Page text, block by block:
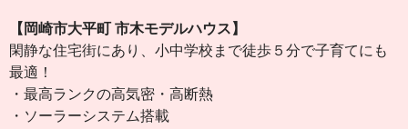
【岡崎市大平町 市木モデルハウス】
閑静な住宅街にあり、小中学校まで徒歩５分で子育てにも
最適！
・最高ランクの高気密・高断熱
・ソーラーシステム搭載